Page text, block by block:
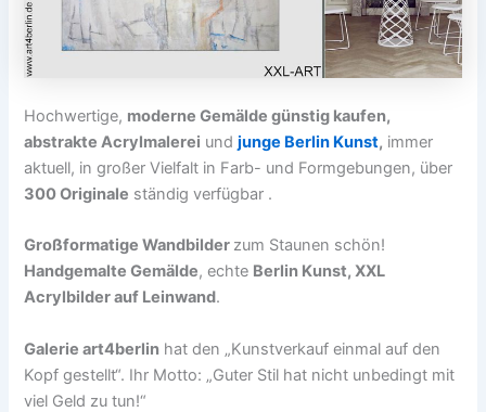
Hochwertige, moderne Gemälde günstig kaufen,
abstrakte Acrylmalerei undjunge Berlin Kunst, immer
aktuell, in großer Vielfalt in Farb- und Formgebungen, über
300 Originale ständig verfügbar .
Großformatige Wandbilder zum Staunen schön!
Handgemalte Gemälde, echte Berlin Kunst, XXL
Acrylbilder auf Leinwand.
Galerie art4berlin hat den „Kunstverkauf einmal auf den
Kopf gestellt“. Ihr Motto: „Guter Stil hat nicht unbedingt mit
viel Geld zu tun!“